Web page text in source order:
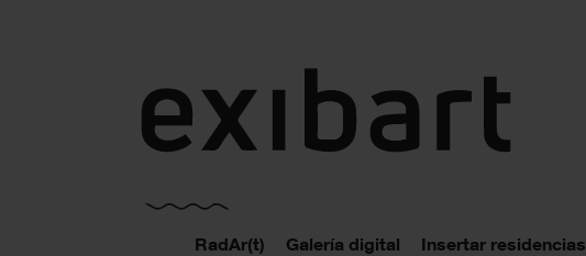
RadAr(t) Galería digital Insertar residencias